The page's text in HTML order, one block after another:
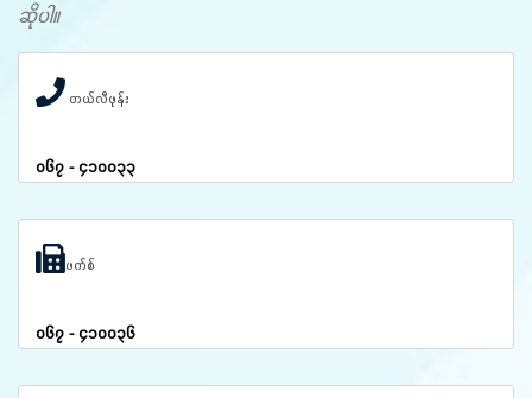
ဆိုပါ။
တယ်လီဖုန်း
၀၆၇ - ၄၁၀၀၃၃
ဖက်စ်
၀၆၇ - ၄၁၀၀၃၆